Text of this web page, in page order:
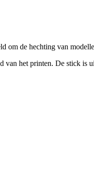
de hechting van
het printen. De stick is